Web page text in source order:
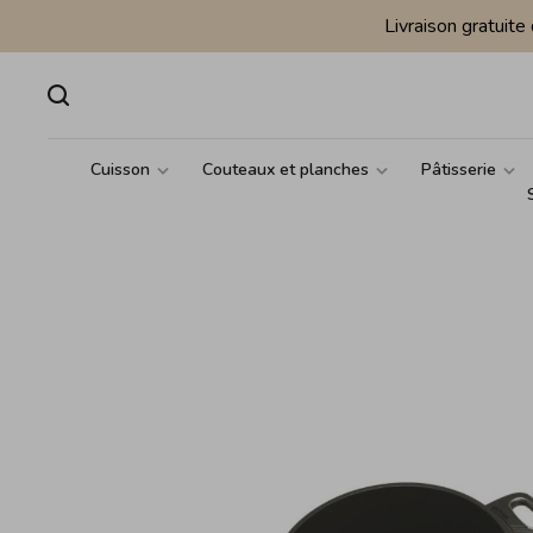
Livraison
Cuisson Couteaux et planches
Pâtisserie